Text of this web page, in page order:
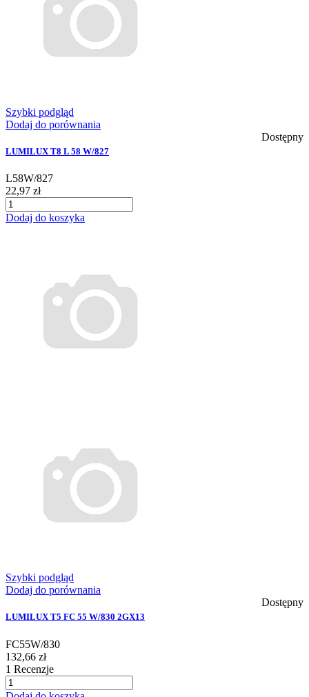
Szybki podgląd
Dodaj do porównania
Dostępny
LUMILUX T8 L 58 W/827
L58W/827
22,97 zł
Dodaj do koszyka
Szybki podgląd
Dodaj do porównania
Dostępny
LUMILUX T5 FC 55 W/830 2GX13
FC55W/830
132,66 zł
1 Recenzje